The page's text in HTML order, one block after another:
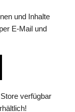
und Inhalte
E-Mail und
verfügbar